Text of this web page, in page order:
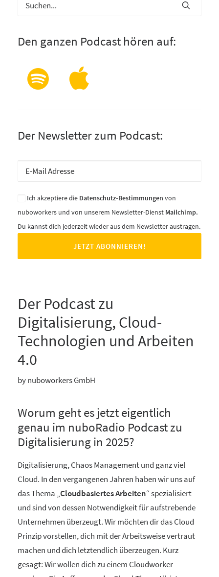
Den ganzen Podcast hören auf:
Der Newsletter zum Podcast:
Ich akzeptiere die Datenschutz-Bestimmungen von
nuboworkers und von unserem Newsletter-Dienst Mailchimp.
Du kannst dich jederzeit wieder aus dem Newsletter austragen.
Der Podcast zu
Digitalisierung, Cloud-
Technologien und Arbeiten
4.0
by nuboworkers GmbH
Worum geht es jetzt eigentlich
genau im nuboRadio Podcast zu
Digitalisierung in 2025?
Digitalisierung, Chaos Management und ganz viel
Cloud. In den vergangenen Jahren haben wir uns auf
das Thema „Cloudbasiertes Arbeiten“ spezialisiert
und sind von dessen Notwendigkeit für aufstrebende
Unternehmen überzeugt. Wir möchten dir das Cloud
Prinzip vorstellen, dich mit der Arbeitsweise vertraut
machen und dich letztendlich überzeugen. Kurz
gesagt: Wir wollen dich zu einem Cloudworker